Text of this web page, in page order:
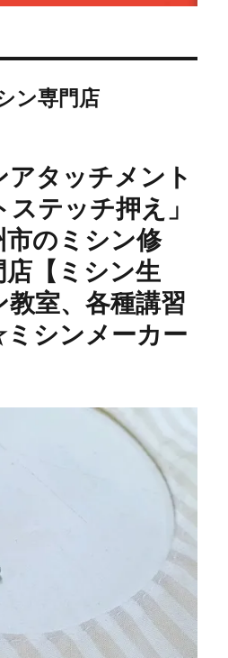
ン専門店
アタッチメント
ステッチ押え」
市のミシン修
【ミシン生
室、各種講習
シンメーカー